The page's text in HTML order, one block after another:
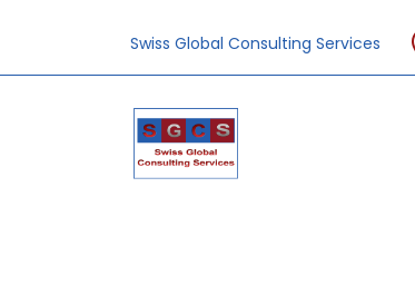
Swiss Global Consulting Services